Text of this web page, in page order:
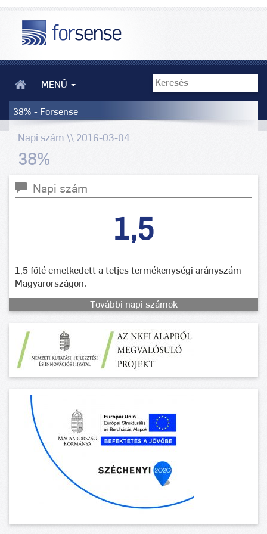
MENÜ
38% - Forsense
Napi szám \\ 2016-03-04
38%
Napi szám
1,5
1,5 fölé emelkedett a teljes termékenységi arányszám
Magyarországon.
További napi számok